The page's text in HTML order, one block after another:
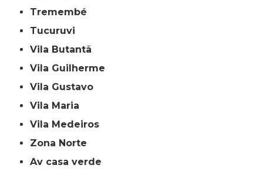
Tremembé
Tucuruvi
Vila Butantã
Vila Guilherme
Vila Gustavo
Vila Maria
Vila Medeiros
Zona Norte
av casa verde